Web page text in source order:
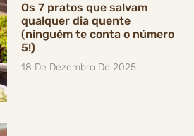
Os 7 pratos que salvam
qualquer dia quente
(ninguém te conta o número
5!)
18 De Dezembro De 2025